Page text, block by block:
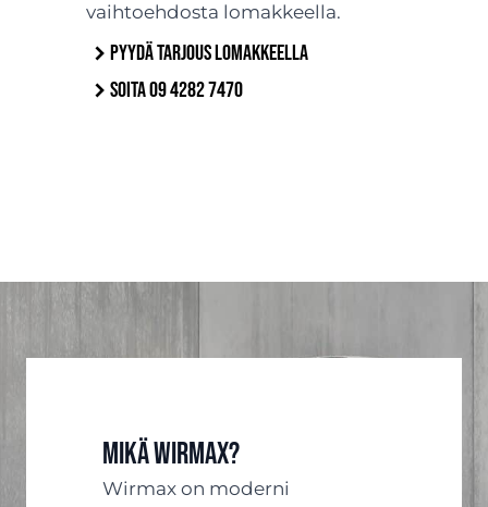
vaihtoehdosta lomakkeella.
Pyydä tarjous lomakkeella
Soita 09 4282 7470
Mikä Wirmax?
Wirmax on moderni